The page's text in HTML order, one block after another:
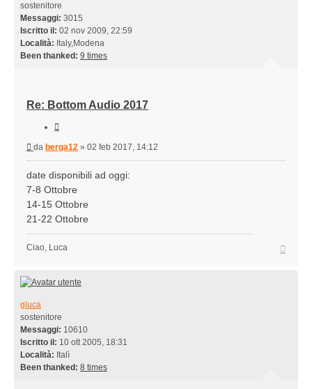
sostenitore
Messaggi: 3015
Iscritto il: 02 nov 2009, 22:59
Località: Italy,Modena
Been thanked: 9 times
Re: Bottom Audio 2017
Messaggio
da berga12 » 02 feb 2017, 14:12
date disponibili ad oggi:
7-8 Ottobre
14-15 Ottobre
21-22 Ottobre
Ciao, Luca
gluca
sostenitore
Messaggi: 10610
Iscritto il: 10 ott 2005, 18:31
Località: Italì
Been thanked: 8 times